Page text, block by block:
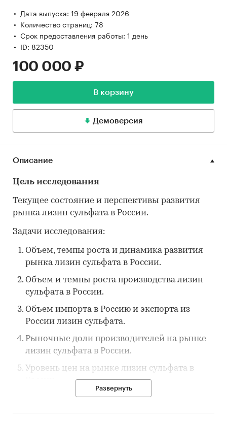
Дата выпуска: 19 февраля 2026
Количество страниц: 78
Срок предоставления работы: 1 день
ID: 82350
100 000 ₽
В корзину
Демоверсия
Описание
Цель исследования
Текущее состояние и перспективы развития
рынка лизин сульфата в России.
Задачи исследования:
Объем, темпы роста и динамика развития
рынка лизин сульфата в России.
Объем и темпы роста производства лизин
сульфата в России.
Объем импорта в Россию и экспорта из
России лизин сульфата.
Рыночные доли производителей на рынке
лизин сульфата в России.
Уровень цен на рынке лизин сульфата в
Прогноз развития рынка лизин сульфата до
Развернуть